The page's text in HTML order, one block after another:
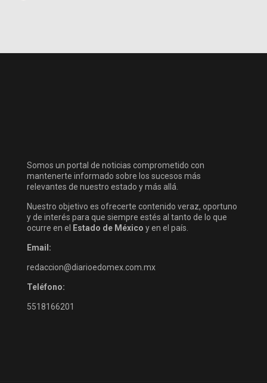
Somos un portal de noticias comprometido con
mantenerte informado sobre los sucesos más
relevantes de nuestro estado y más allá.
Nuestro objetivo es ofrecerte contenido veraz, oportuno
y de interés para que siempre estés al tanto de lo que
ocurre en el
Estado de México y en el país.
Email:
redaccion@diarioedomex.com.mx
Teléfono:
5518166201